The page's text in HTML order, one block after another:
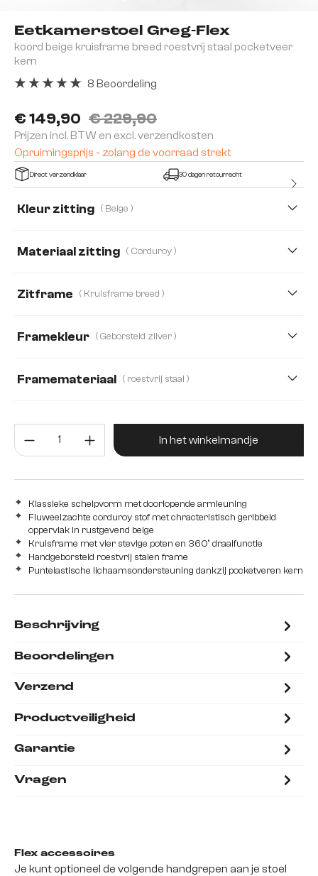
Eetkamerstoel Greg-Flex
koord beige kruisframe breed roestvrij staal pocketveer
kern
€ 149,90 € 229,90
Prijzen incl. BTW en excl. verzendkosten
Opruimingsprijs - zolang de voorraad strekt
8 Beoordeling
Direct verzendklaar 30 dagen retourrecht
Kleur zitting ( Beige )
Materiaal zitting ( Corduroy )
Microvezel/bouclé, Microvezelmateriaal
Strukturstoff Soft Teddystoff
Zitframe ( Kruisframe breed )
Framekleur ( Geborsteld zilver )
Framemateriaal ( roestvrij staal )
Metaal Producthoeveelheid: Voer de
In het winkelmandje
Klassieke schelpvorm met doorlopende armleuning
Fluweelzachte corduroy stof met chracteristisch geribbeld
oppervlak in rustgevend beige
Kruisframe met vier stevige poten en 360° draaifunctie
Handgeborsteld roestvrij stalen frame
Puntelastische lichaamsondersteuning dankzij pocketveren kern
Beschrijving
Beoordelingen
Verzend
Productveiligheid
Garantie
Vragen
Flex accessoires
Je kunt optioneel de volgende handgrepen aan je stoel